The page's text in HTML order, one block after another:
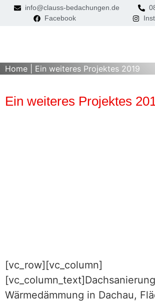
info@clauss-bedachungen.de
Facebook
Home Ein weiteres Projektes 2019
Ein weiteres Projektes
[vc_row][vc_column]
Wärmedämmung in Dachau,